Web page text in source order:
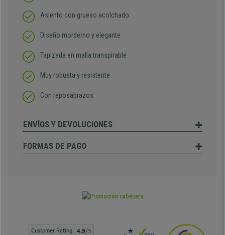
Asiento con grueso acolchado
Diseño morderno y elegante
Tapizada en malla transpirable
Muy robusta y resistente
Con reposabrazos
ENVÍOS Y DEVOLUCIONES
FORMAS DE PAGO
Customer Rating 4.9/5